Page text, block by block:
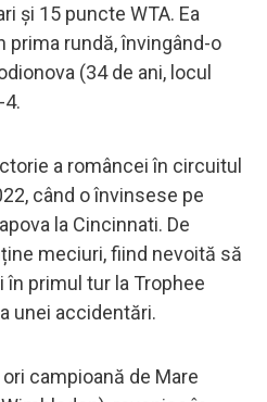
și 15 puncte WTA. Ea
prima rundă, învingând-o
(34 de ani, locul
4.
a româncei în circuitul
când o învinsese pe
la Cincinnati. De
meciuri, fiind nevoită să
în primul tur la Trophee
unei accidentări.
campioană de Mare